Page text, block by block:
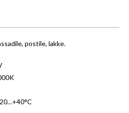
postile, lakke.